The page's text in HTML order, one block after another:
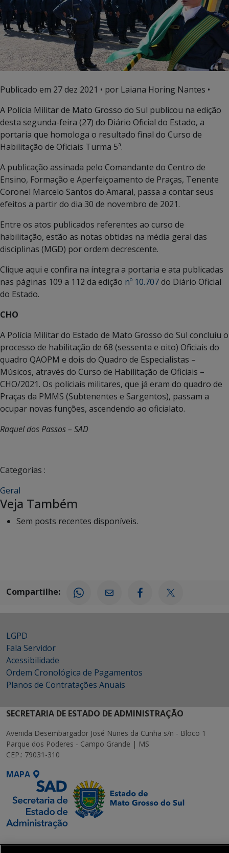
Publicado em 27 dez 2021 • por Laiana Horing Nantes •
A Polícia Militar de Mato Grosso do Sul publicou na edição
desta segunda-feira (27) do Diário Oficial do Estado, a
portaria que homologa o resultado final do Curso de
Habilitação de Oficiais Turma 5ª.
A publicação assinada pelo Comandante do Centro de
Ensino, Formação e Aperfeiçoamento de Praças, Tenente
Coronel Marcelo Santos do Amaral, passa a contar seus
efeitos a partir do dia 30 de novembro de 2021.
Entre os atos publicados referentes ao curso de
habilitação, estão as notas obtidas na média geral das
disciplinas (MGD) por ordem decrescente.
Clique aqui e confira na íntegra a portaria e ata publicadas
nas páginas 109 a 112 da edição nº 10.707do Diário Oficial
do Estado.
CHO
A Polícia Militar do Estado de Mato Grosso do Sul concluiu o
processo de habilitação de 68 (sessenta e oito) Oficiais do
quadro QAOPM e dois do Quadro de Especialistas –
Músicos, através do Curso de Habilitação de Oficiais –
CHO/2021. Os policiais militares, que já eram do quadro de
Praças da PMMS (Subtenentes e Sargentos), passam a
ocupar novas funções, ascendendo ao oficialato.
Raquel dos Passos – SAD
Categorias :
Geral
Veja Também
Sem posts recentes disponíveis.
Compartilhe:
LGPD
Fala Servidor
Acessibilidade
Ordem Cronológica de Pagamentos
Planos de Contratações Anuais
SECRETARIA DE ESTADO DE ADMINISTRAÇÃO
Avenida Desembargador José Nunes da Cunha s/n - Bloco 1
Parque dos Poderes - Campo Grande | MS
CEP.: 79031-310
MAPA